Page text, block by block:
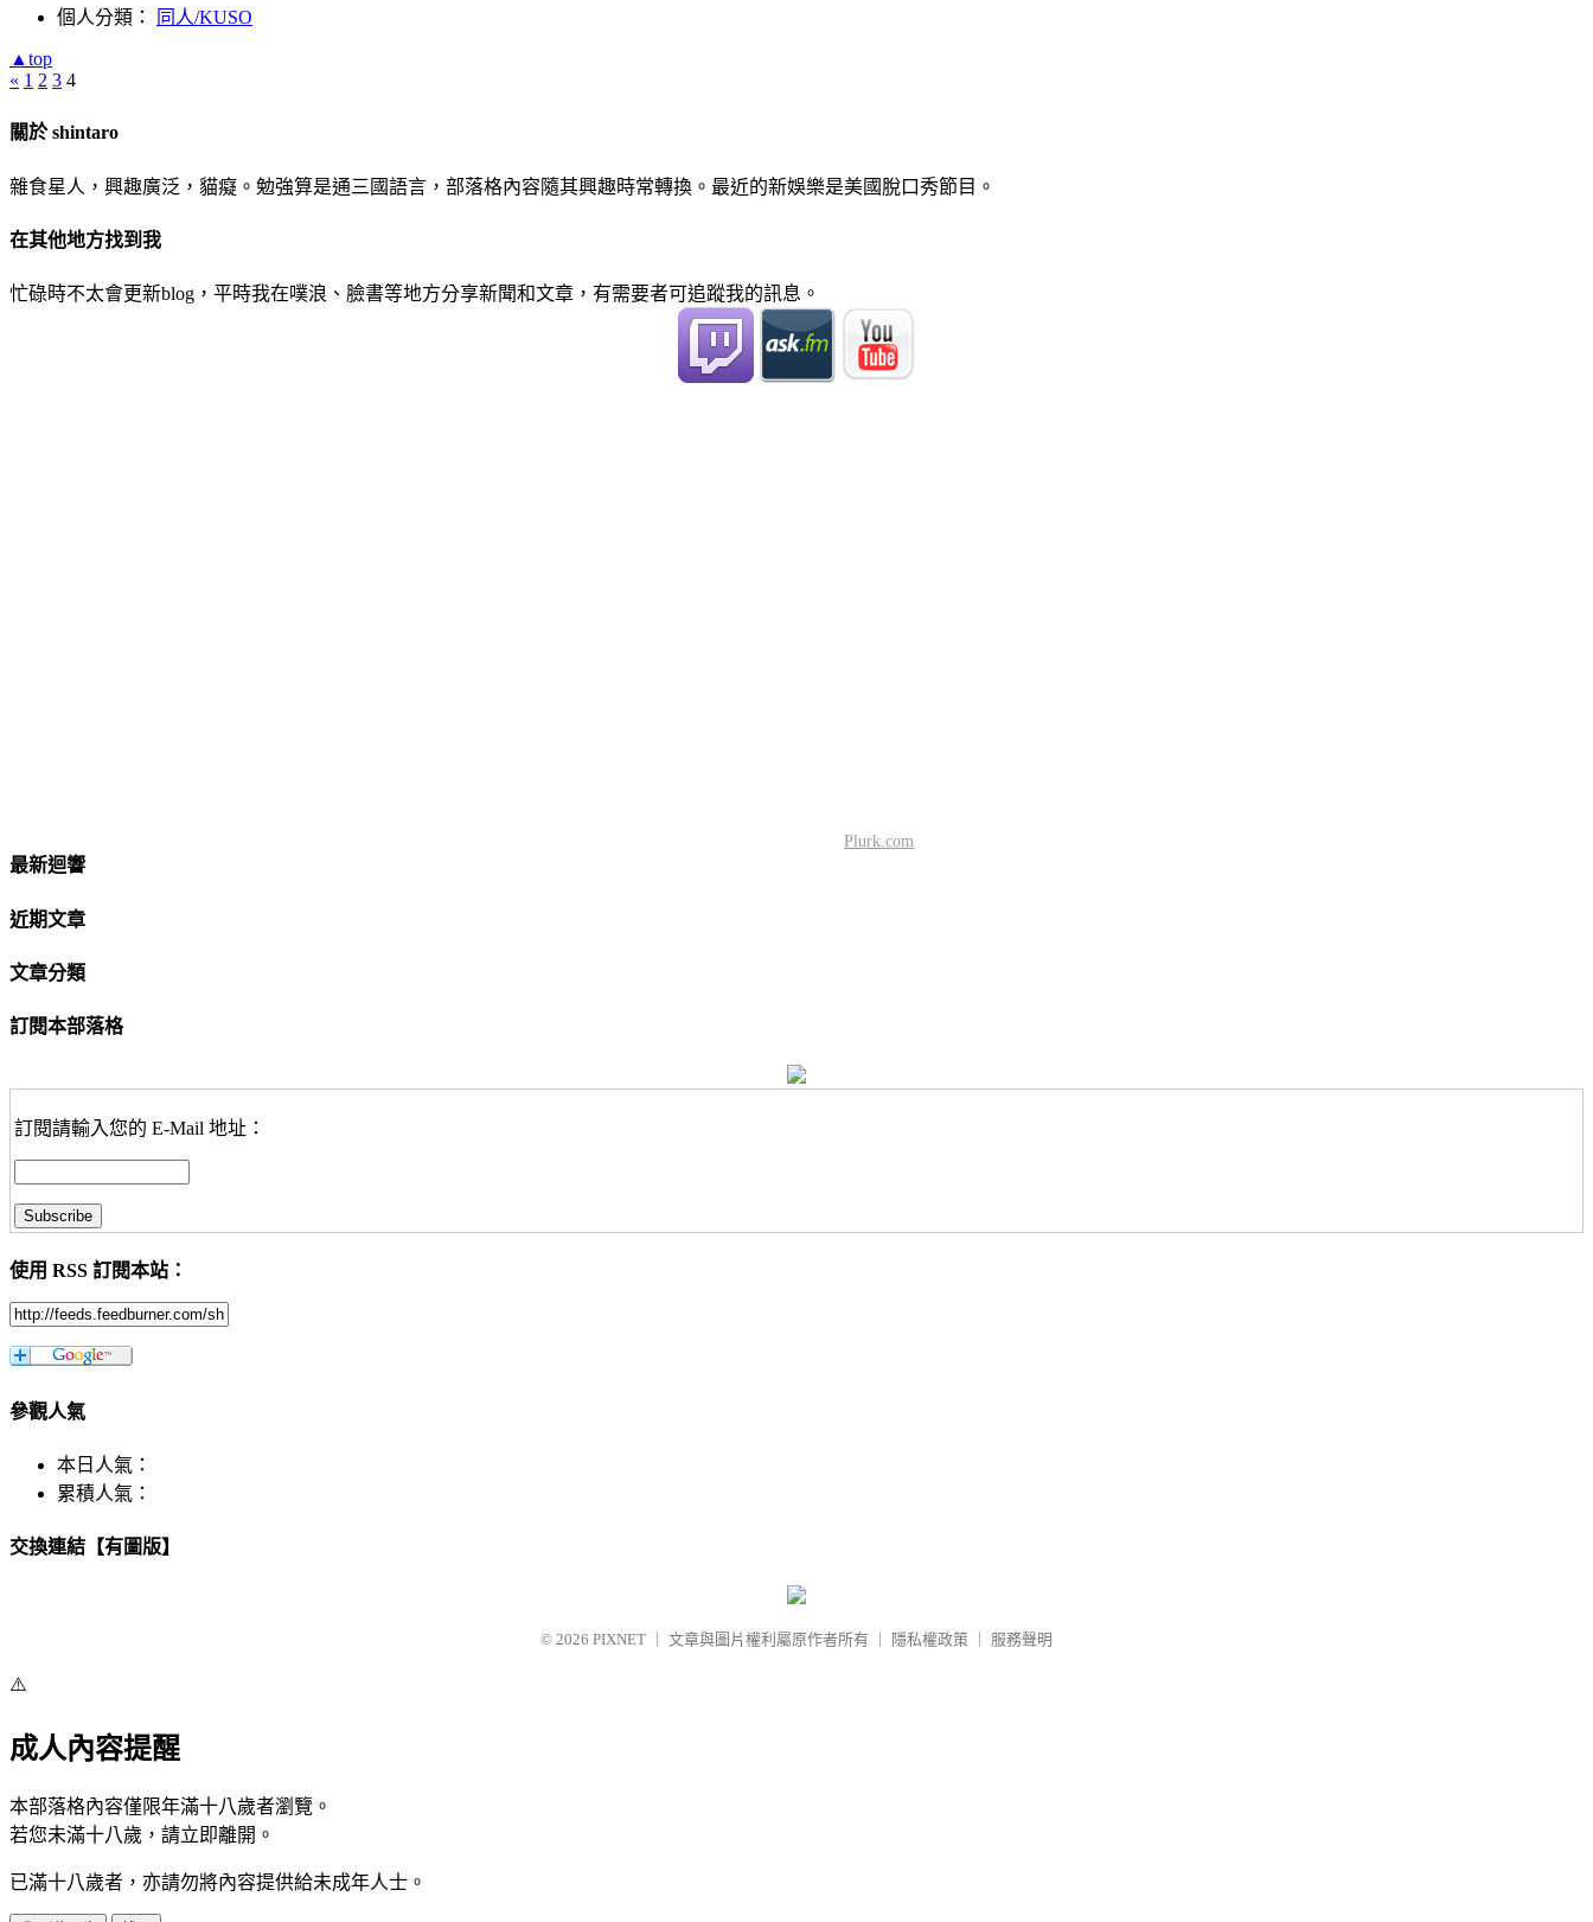
個人分類： 同人/KUSO
▲top
« 1 2 3 4
關於 shintaro
雜食星人，興趣廣泛，貓癡。勉強算是通三國語言，部落格內容隨其興趣時常轉換。最近的新娛樂是美國脫口秀節目。
在其他地方找到我
忙碌時不太會更新blog，平時我在噗浪、臉書等地方分享新聞和文章，有需要者可追蹤我的訊息。
Plurk.com
最新迴響
近期文章
文章分類
訂閱本部落格
訂閱請輸入您的 E-Mail 地址：
使用 RSS 訂閱本站：
參觀人氣
本日人氣：
累積人氣：
交換連結【有圖版】
© 2026 PIXNET 文章與圖片權利屬原作者所有 隱私權政策 服務聲明
⚠️
成人內容提醒
本部落格內容僅限年滿十八歲者瀏覽。
若您未滿十八歲，請立即離開。
已滿十八歲者，亦請勿將內容提供給未成年人士。